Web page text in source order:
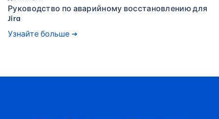
Руководство по аварийному восстановлению для
Jira
Узнайте больше